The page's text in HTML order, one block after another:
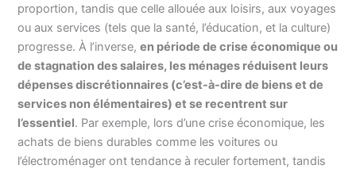
proportion, tandis que celle allouée aux loisirs, aux voyages
ou aux services (tels que la santé, l’éducation, et la culture)
progresse. À l’inverse,en période de crise économique ou
de stagnation des salaires, les ménages réduisent leurs
dépenses discrétionnaires (c’est-à-dire de biens et de
services non élémentaires) et se recentrent sur
l’essentiel. Par exemple, lors d’une crise économique, les
achats de biens durables comme les voitures ou
l’électroménager ont tendance à reculer fortement, tandis